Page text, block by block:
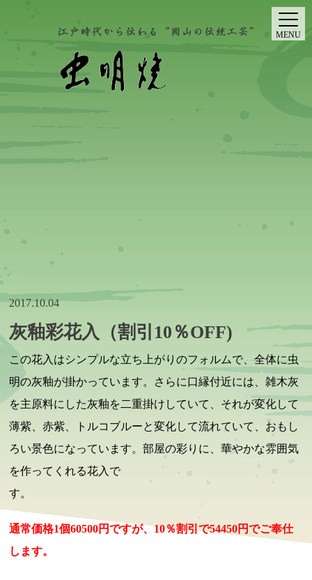
MENU
2017.10.04
灰釉彩花入（割引10％OFF)
この花入はシンプルな立ち上がりのフォルムで、全体に虫
明の灰釉が掛かっています。さらに口縁付近には、雑木灰
を主原料にした灰釉を二重掛けしていて、それが変化して
薄紫、赤紫、トルコブルーと変化して流れていて、おもし
ろい景色になっています。部屋の彩りに、華やかな雰囲気
を作ってくれる花入で
す。
通常価格1個60500円ですが、10％割引で54450円でご奉仕
します。